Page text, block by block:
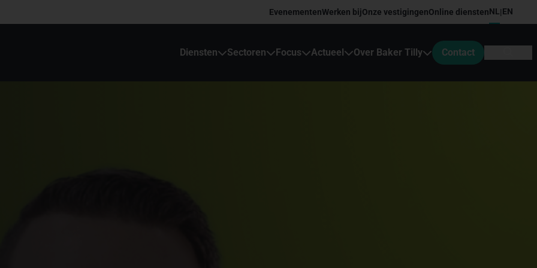
EvenementenWerken bijOnze vestigingenOnline dienstenNL|EN
Diensten Sectoren Focus Actueel Over Baker Tilly Contact